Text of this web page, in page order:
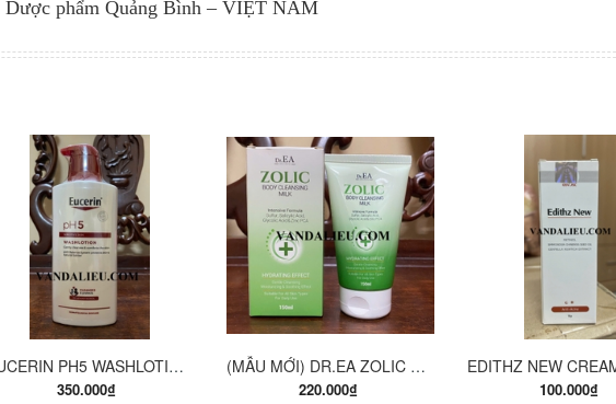
Dược phẩm Quảng Bình – VIỆT NAM
MUA HÀNG
EUCERIN PH5 WASHLOTION 400ML. SỮA TẮM DẠNG GEL CHO DA NHẠY CẢM.
350.000₫
MUA HÀNG
(MẪU MỚI) DR.EA ZOLIC BODY CLEANSING MILK 150ML. SỮA TẮM Y KHOA
220.000₫
MUA
100.000₫